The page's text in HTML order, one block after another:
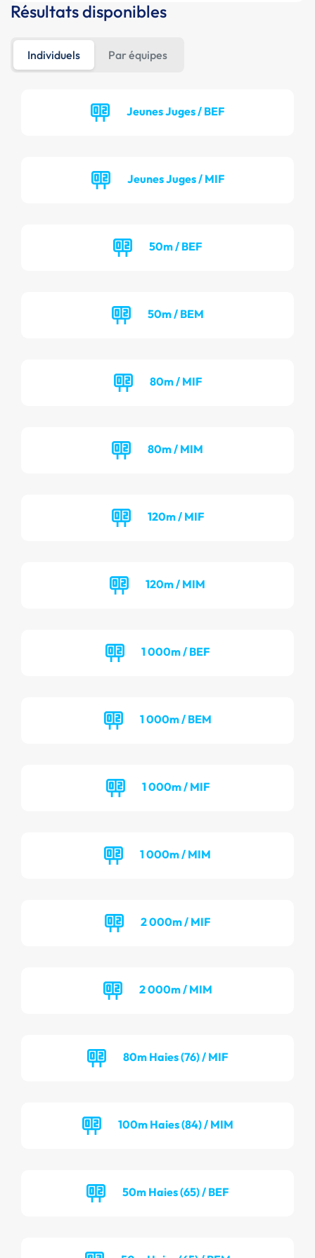
Résultats disponibles
Individuels Par équipes
Jeunes Juges / BEF
Jeunes Juges / MIF
50m / BEF
50m / BEM
80m / MIF
80m / MIM
120m / MIF
120m / MIM
1 000m / BEF
1 000m / BEM
1 000m / MIF
1 000m / MIM
2 000m / MIF
2 000m / MIM
80m Haies (76) / MIF
100m Haies (84) / MIM
50m Haies (65) / BEF